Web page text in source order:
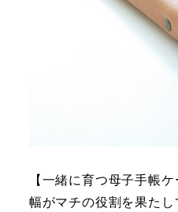
【一緒に育つ母子手帳
幅がマチの役割を果たし